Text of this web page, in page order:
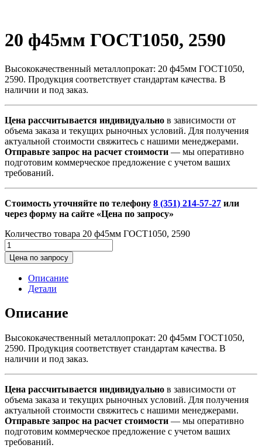
20 ф45мм ГОСТ1050, 2590
Высококачественный металлопрокат: 20 ф45мм ГОСТ1050,
2590. Продукция соответствует стандартам качества. В
наличии и под заказ.
Цена рассчитывается индивидуально в зависимости от
объема заказа и текущих рыночных условий. Для получения
актуальной стоимости свяжитесь с нашими менеджерами.
Отправьте запрос на расчет стоимости — мы оперативно
подготовим коммерческое предложение с учетом ваших
требований.
Стоимость уточняйте по телефону 8 (351) 214-57-27 или
через форму на сайте «Цена по запросу»
Количество товара 20 ф45мм ГОСТ1050, 2590
Цена по запросу
Описание
Детали
Описание
Высококачественный металлопрокат: 20 ф45мм ГОСТ1050,
2590. Продукция соответствует стандартам качества. В
наличии и под заказ.
Цена рассчитывается индивидуально в зависимости от
объема заказа и текущих рыночных условий. Для получения
актуальной стоимости свяжитесь с нашими менеджерами.
Отправьте запрос на расчет стоимости — мы оперативно
подготовим коммерческое предложение с учетом ваших
требований.